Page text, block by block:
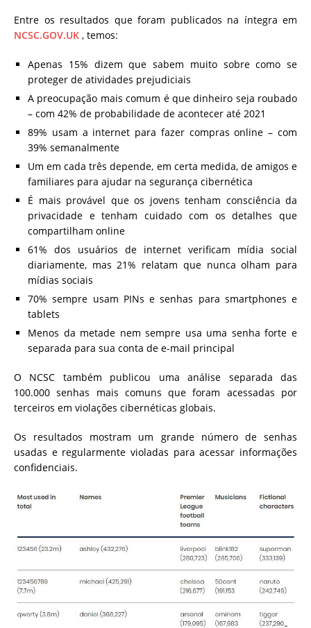
Entre os resultados que foram publicados na íntegra em
NCSC.GOV.UK , temos:
Apenas 15% dizem que sabem muito sobre como se
proteger de atividades prejudiciais
A preocupação mais comum é que dinheiro seja roubado
– com 42% de probabilidade de acontecer até 2021
89% usam a internet para fazer compras online – com
39% semanalmente
Um em cada três depende, em certa medida, de amigos e
familiares para ajudar na segurança cibernética
É mais provável que os jovens tenham consciência da
privacidade e tenham cuidado com os detalhes que
compartilham online
61% dos usuários de internet verificam mídia social
diariamente, mas 21% relatam que nunca olham para
mídias sociais
70% sempre usam PINs e senhas para smartphones e
tablets
Menos da metade nem sempre usa uma senha forte e
separada para sua conta de e-mail principal
O NCSC também publicou uma análise separada das
100.000 senhas mais comuns que foram acessadas por
terceiros em violações cibernéticas globais.
Os resultados mostram um grande número de senhas
usadas e regularmente violadas para acessar informações
confidenciais.